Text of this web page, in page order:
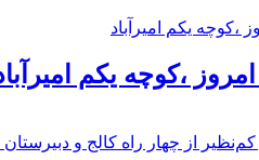
،کوچه یکم